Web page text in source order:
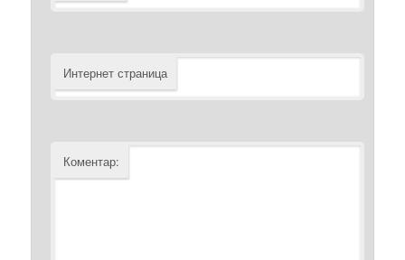
Интернет страница
Коментар: